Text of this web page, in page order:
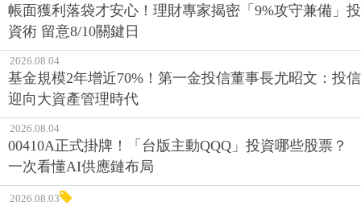
帳面獲利落袋才安心！理財專家揭密「9%攻守兼備」投
資術 留意8/10關鍵日
2026.08.04
基金規模2年增近70%！第一金投信董事長尤昭文：投信
迎向大資產管理時代
2026.08.04
00410A正式掛牌！「台版主動QQQ」投資哪些股票？
一次看懂AI供應鏈布局
2026.08.03